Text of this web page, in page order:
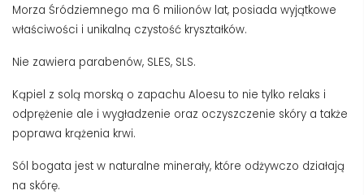
Morza Śródziemnego ma 6 milionów lat, posiada wyjątkowe
właściwości i unikalną czystość kryształków.
Nie zawiera parabenów, SLES, SLS.
Kąpiel z solą morską o zapachu Aloesu to nie tylko relaks i
odprężenie ale i wygładzenie oraz oczyszczenie skóry a także
poprawa krążenia krwi.
Sól bogata jest w naturalne minerały, które odżywczo działają
na skórę.